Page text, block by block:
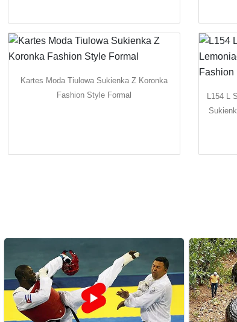
Kartes Moda Tiulowa Sukienka Z Koronka
Fashion Style Formal
L154 L